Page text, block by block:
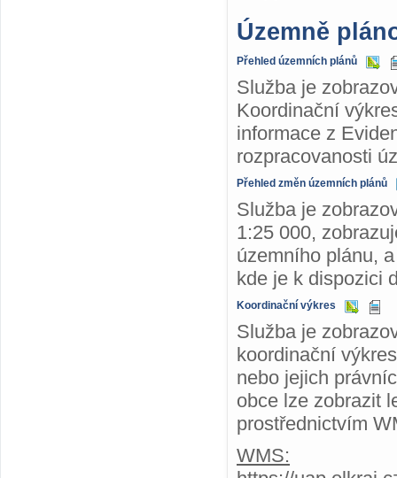
Územně
Přehled územních plánů
Služba je
Koordinační
informace z
rozpracovanosti
Přehled změn územních plánů
Služba je
1:25 000,
územního plánu,
kde je k dispozici
Koordinační výkres
Služba je
koordinační
nebo jejich
obce lze zobrazit
prostřednictvím
WMS: